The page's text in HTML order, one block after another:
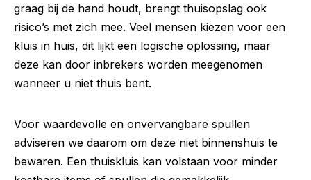
graag bij de hand houdt, brengt thuisopslag ook
risico’s met zich mee. Veel mensen kiezen voor een
kluis in huis, dit lijkt een logische oplossing, maar
deze kan door inbrekers worden meegenomen
wanneer u niet thuis bent.
Voor waardevolle en onvervangbare spullen
adviseren we daarom om deze niet binnenshuis te
bewaren. Een thuiskluis kan volstaan voor minder